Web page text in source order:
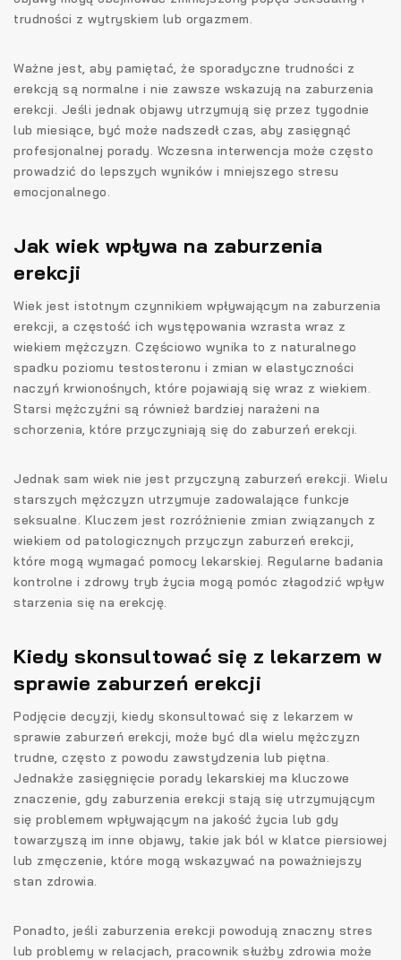
trudności z wytryskiem lub orgazmem.
Ważne jest, aby pamiętać, że sporadyczne trudności z
erekcją są normalne i nie zawsze wskazują na zaburzenia
erekcji. Jeśli jednak objawy utrzymują się przez tygodnie
lub miesiące, być może nadszedł czas, aby zasięgnąć
profesjonalnej porady. Wczesna interwencja może często
prowadzić do lepszych wyników i mniejszego stresu
emocjonalnego.
Jak wiek wpływa na zaburzenia
erekcji
Wiek jest istotnym czynnikiem wpływającym na zaburzenia
erekcji, a częstość ich występowania wzrasta wraz z
wiekiem mężczyzn. Częściowo wynika to z naturalnego
spadku poziomu testosteronu i zmian w elastyczności
naczyń krwionośnych, które pojawiają się wraz z wiekiem.
Starsi mężczyźni są również bardziej narażeni na
schorzenia, które przyczyniają się do zaburzeń erekcji.
Jednak sam wiek nie jest przyczyną zaburzeń erekcji. Wielu
starszych mężczyzn utrzymuje zadowalające funkcje
seksualne. Kluczem jest rozróżnienie zmian związanych z
wiekiem od patologicznych przyczyn zaburzeń erekcji,
które mogą wymagać pomocy lekarskiej. Regularne badania
kontrolne i zdrowy tryb życia mogą pomóc złagodzić wpływ
starzenia się na erekcję.
Kiedy skonsultować się z lekarzem w
sprawie zaburzeń erekcji
Podjęcie decyzji, kiedy skonsultować się z lekarzem w
sprawie zaburzeń erekcji, może być dla wielu mężczyzn
trudne, często z powodu zawstydzenia lub piętna.
Jednakże zasięgnięcie porady lekarskiej ma kluczowe
znaczenie, gdy zaburzenia erekcji stają się utrzymującym
się problemem wpływającym na jakość życia lub gdy
towarzyszą im inne objawy, takie jak ból w klatce piersiowej
lub zmęczenie, które mogą wskazywać na poważniejszy
stan zdrowia.
Ponadto, jeśli zaburzenia erekcji powodują znaczny stres
lub problemy w relacjach, pracownik służby zdrowia może